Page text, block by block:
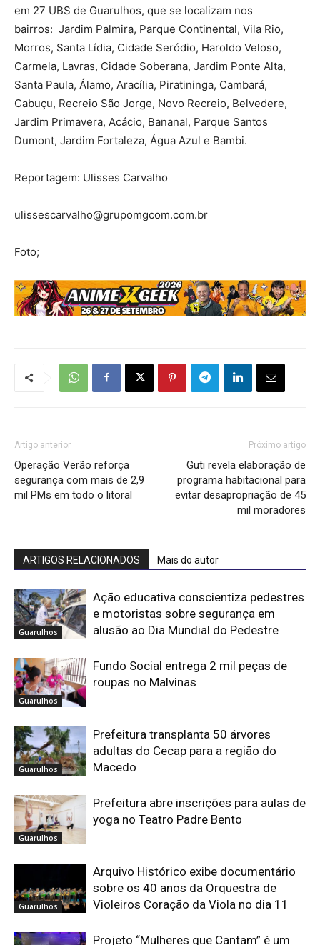
em 27 UBS de Guarulhos, que se localizam nos
bairros: Jardim Palmira, Parque Continental, Vila Rio,
Morros, Santa Lídia, Cidade Seródio, Haroldo Veloso,
Carmela, Lavras, Cidade Soberana, Jardim Ponte Alta,
Santa Paula, Álamo, Aracília, Piratininga, Cambará,
Cabuçu, Recreio São Jorge, Novo Recreio, Belvedere,
Jardim Primavera, Acácio, Bananal, Parque Santos
Dumont, Jardim Fortaleza, Água Azul e Bambi.
Reportagem: Ulisses Carvalho
ulissescarvalho@grupomgcom.com.br
Foto;
Artigo anterior
Operação Verão reforça
segurança com mais de 2,9
mil PMs em todo o litoral
Próximo artigo
Guti revela elaboração de
programa habitacional para
evitar desapropriação de 45
mil moradores
ARTIGOS RELACIONADOS Mais do autor
Guarulhos
Ação educativa conscientiza pedestres
e motoristas sobre segurança em
alusão ao Dia Mundial do Pedestre
Guarulhos
Fundo Social entrega 2 mil peças de
roupas no Malvinas
Guarulhos
Prefeitura transplanta 50 árvores
adultas do Cecap para a região do
Macedo
Guarulhos
Prefeitura abre inscrições para aulas de
yoga no Teatro Padre Bento
Guarulhos
Arquivo Histórico exibe documentário
sobre os 40 anos da Orquestra de
Violeiros Coração da Viola no dia 11
Projeto “Mulheres que Cantam” é um